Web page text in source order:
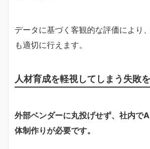
データに基づく客観的な評価により
も適切に行えます。
人材育成を軽視してしまう失敗
外部ベンダーに丸投げせず、社内で
体制作りが必要です。